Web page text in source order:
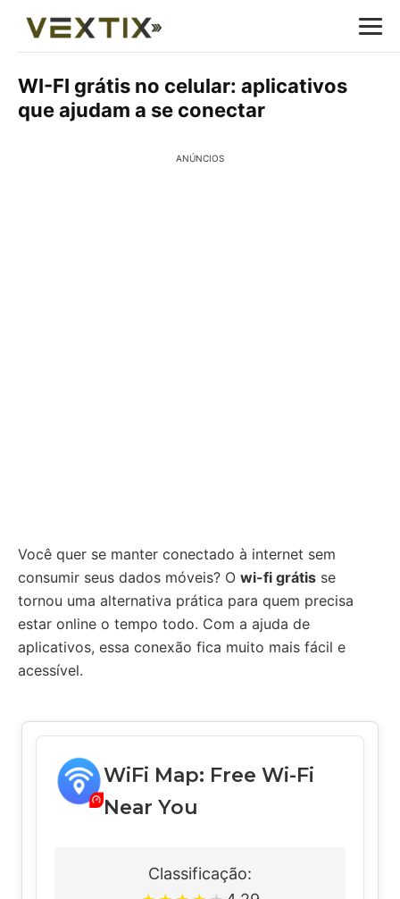
WI-FI grátis no celular: aplicativos
que ajudam a se conectar
ANÚNCIOS
Você quer se manter conectado à internet sem
consumir seus dados móveis? O wi-fi grátis se
tornou uma alternativa prática para quem precisa
estar online o tempo todo. Com a ajuda de
aplicativos, essa conexão fica muito mais fácil e
acessível.
WiFi Map: Free Wi-Fi
Near You
Classificação: